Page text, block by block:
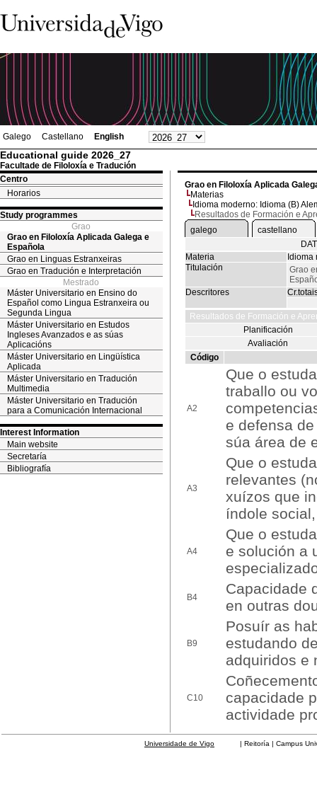
Galego Castellano English
Educational guide 2026_27
Facultade de Filoloxía e Tradución
Centro
Horarios
Study programmes
Grao
Grao en Filoloxía Aplicada Galega e
Española
Grao en Linguas Estranxeiras
Grao en Tradución e Interpretación
Mestrado
Máster Universitario en Ensino do
Español como Lingua Estranxeira ou
Segunda Lingua
Máster Universitario en Estudos
Ingleses Avanzados e as súas
Aplicacións
Máster Universitario en Lingüística
Aplicada
Máster Universitario en Tradución
Multimedia
Máster Universitario en Tradución
para a Comunicación Internacional
Interest Information
Main website
Secretaría
Bibliografía
Grao en Filoloxía Aplicada
Materias
Idioma moderno: Idioma (B)
Resultados de Formación e
galego
castellano
Materia
Idioma
Titulación
Grao
Descritores
Resultados de Formación e
Planificación
Avaliación
Código
A2
Que o
traballo ou
e defensa
súa área de
A3
Que o
relevantes
xuízos que
índole
A4
Que o
e solución a
B4
Capacidade
en outras
B9
Posuír as
estudando
adquiridos e
C10
capacidade
actividade
Universidade de Vigo | Reitoría | Campus